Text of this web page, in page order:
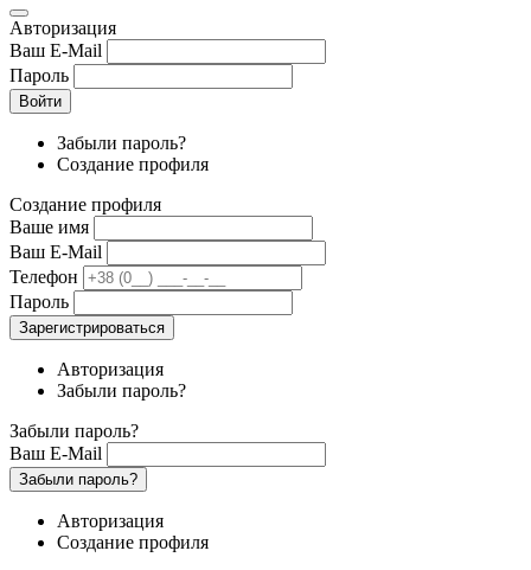
Авторизация
Ваш E-Mail
Пароль
Войти
Забыли пароль?
Создание профиля
Создание профиля
Ваше имя
Ваш E-Mail
Телефон
Пароль
Зарегистрироваться
Авторизация
Забыли пароль?
Забыли пароль?
Ваш E-Mail
Забыли пароль?
Авторизация
Создание профиля